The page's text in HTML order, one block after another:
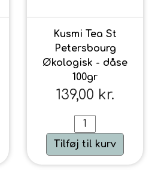
Kusmi Tea St
Petersbourg
Økologisk - dåse
100gr
139,00 kr.
Tilføj til kurv